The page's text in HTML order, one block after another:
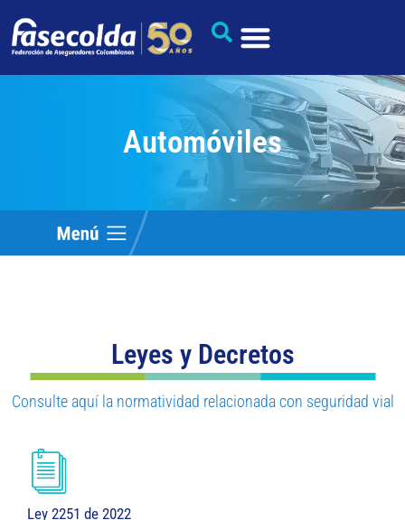
Automóviles
Leyes y Decretos
Consulte aquí la normatividad relacionada con seguridad vial
Ley 2251 de 2022